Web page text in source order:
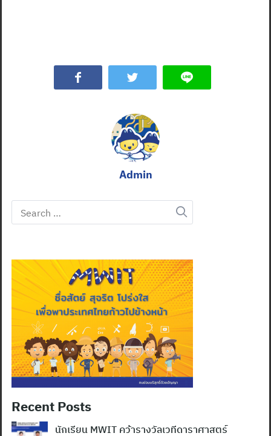
Admin
Search
for:
Recent Posts
นักเรียน MWIT คว้ารางวัลเวทีดาราศาสตร์